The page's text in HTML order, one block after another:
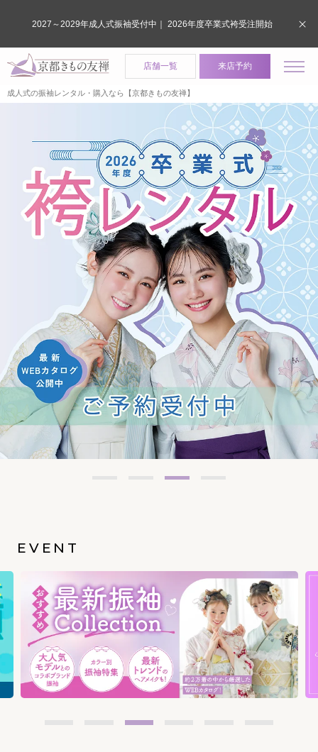
店舗一覧 来店予約
成人式の振袖レンタル・購入なら【京都きもの友禅】
EVENT
2027～2029年成人式振袖受付中｜ 2026年度卒業式袴受注開始